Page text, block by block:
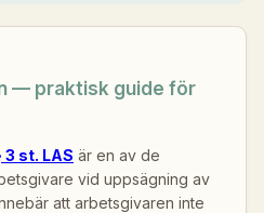
— praktisk guide för
3 st. LAS är en av de
vid uppsägning av
att arbetsgivaren inte